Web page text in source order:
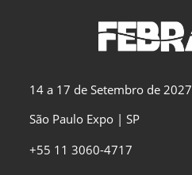
14 a 17 de Setembro de 2027
São Paulo Expo | SP
+55 11 3060-4717